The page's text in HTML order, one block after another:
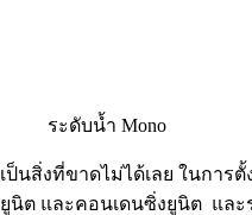
ระดับน้ำ Mono
เป็นสิ่งที่ขาดไม่ได้เลย ในการ
ยูนิต และคอนเดนซิ่งยูนิต และ